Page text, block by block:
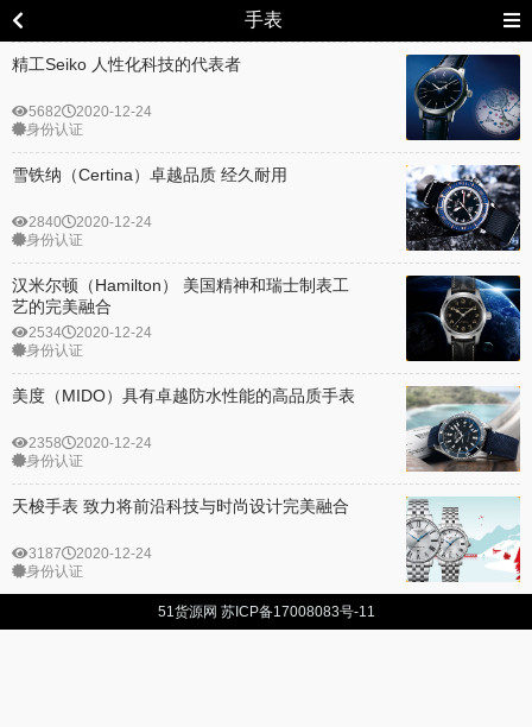
手表
精工Seiko 人性化科技的代表者
5682
2020-12-24
身份认证
雪铁纳（Certina）卓越品质 经久耐用
2840
2020-12-24
身份认证
汉米尔顿（Hamilton） 美国精神和瑞士制表工
艺的完美融合
2534
2020-12-24
身份认证
美度（MIDO）具有卓越防水性能的高品质手表
2358
2020-12-24
身份认证
天梭手表 致力将前沿科技与时尚设计完美融合
3187
2020-12-24
身份认证
51货源网 苏ICP备17008083号-11